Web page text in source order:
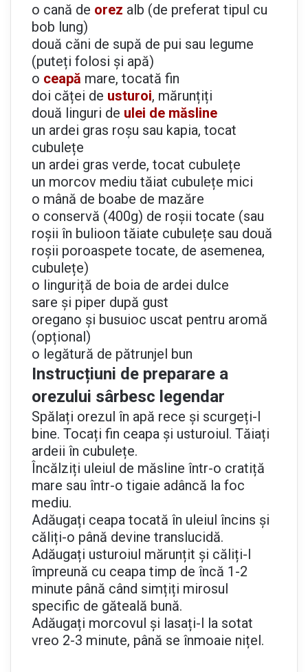
o cană de orez alb (de preferat tipul cu
bob lung)
două căni de supă de pui sau legume
(puteți folosi și apă)
o ceapă mare, tocată fin
doi căței de usturoi, mărunțiți
două linguri de ulei de măsline
un ardei gras roșu sau kapia, tocat
cubulețe
un ardei gras verde, tocat cubulețe
un morcov mediu tăiat cubulețe mici
o mână de boabe de mazăre
o conservă (400g) de roșii tocate (sau
roșii în bulioon tăiate cubulețe sau două
roșii poroaspete tocate, de asemenea,
cubulețe)
o linguriță de boia de ardei dulce
sare și piper după gust
oregano și busuioc uscat pentru aromă
(opțional)
o legătură de pătrunjel bun
Instrucțiuni de preparare a
orezului sârbesc legendar
Spălați orezul în apă rece și scurgeți-l
bine. Tocați fin ceapa și usturoiul. Tăiați
ardeii în cubulețe.
Încălziți uleiul de măsline într-o cratiță
mare sau într-o tigaie adâncă la foc
mediu.
Adăugați ceapa tocată în uleiul încins și
căliți-o până devine translucidă.
Adăugați usturoiul mărunțit și căliți-l
împreună cu ceapa timp de încă 1-2
minute până când simțiți mirosul
specific de găteală bună.
Adăugați morcovul și lasați-l la sotat
vreo 2-3 minute, până se înmoaie nițel.